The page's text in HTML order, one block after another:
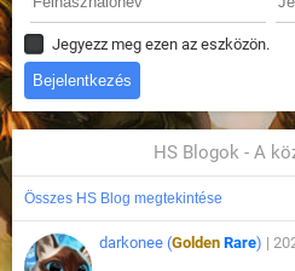
Jegyezz meg ezen az eszközön.
HS Blogok - A
Összes HS Blog megtekintése
darkonee (Golden Rare) |